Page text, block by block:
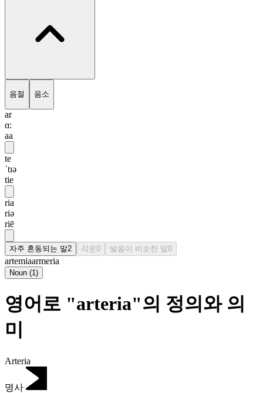
음절 음소
ar
ɑ:
aa
te
ˈtɪə
tie
ria
riə
riē
자주 혼동되는 말2 각운0 발음이 비슷한 말0
artemiaarmeria
Noun (1)
영어로 "arteria"의 정의와 의
미
Arteria
명사